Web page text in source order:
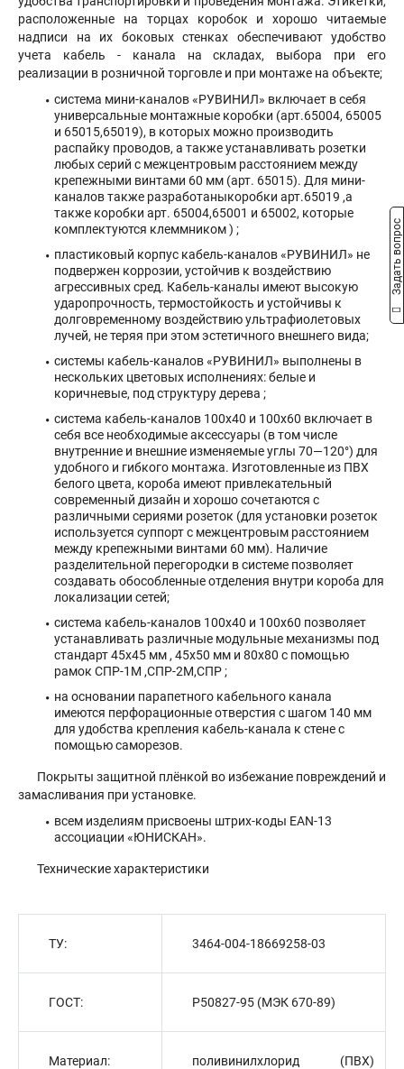
расположенные на торцах коробок и хорошо читаемые
надписи на их боковых стенках обеспечивают удобство
учета кабель - канала на складах, выбора при его
реализации в розничной торговле и при монтаже на объекте;
система мини-каналов «РУВИНИЛ» включает в себя
универсальные монтажные коробки (арт.65004, 65005
и 65015,65019), в которых можно производить
распайку проводов, а также устанавливать розетки
любых серий с межцентровым расстоянием между
крепежными винтами 60 мм (арт. 65015). Для мини-
каналов также разработаныкоробки арт.65019 ,а
также коробки арт. 65004,65001 и 65002, которые
комплектуются клеммником ) ;
пластиковый корпус кабель-каналов «РУВИНИЛ» не
подвержен коррозии, устойчив к воздействию
агрессивных сред. Кабель-каналы имеют высокую
ударопрочность, термостойкость и устойчивы к
долговременному воздействию ультрафиолетовых
лучей, не теряя при этом эстетичного внешнего вида;
системы кабель-каналов «РУВИНИЛ» выполнены в
нескольких цветовых исполнениях: белые и
коричневые, под структуру дерева ;
система кабель-каналов 100х40 и 100х60 включает в
себя все необходимые аксессуары (в том числе
внутренние и внешние изменяемые углы 70—120°) для
удобного и гибкого монтажа. Изготовленные из ПВХ
белого цвета, короба имеют привлекательный
современный дизайн и хорошо сочетаются с
различными сериями розеток (для установки розеток
используется суппорт с межцентровым расстоянием
между крепежными винтами 60 мм). Наличие
разделительной перегородки в системе позволяет
создавать обособленные отделения внутри короба для
локализации сетей;
система кабель-каналов 100х40 и 100х60 позволяет
устанавливать различные модульные механизмы под
стандарт 45х45 мм , 45х50 мм и 80х80 с помощью
рамок СПР-1М ,СПР-2М,СПР ;
на основании парапетного кабельного канала
имеются перфорационные отверстия с шагом 140 мм
для удобства крепления кабель-канала к стене с
помощью саморезов.
Покрыты защитной плёнкой во избежание повреждений и
замасливания при установке.
всем изделиям присвоены штрих-коды ЕАN-13
ассоциации «ЮНИСКАН».
Технические характеристики
ТУ: 3464-004-18669258-03
ГОСТ: Р50827-95 (МЭК 670-89)
Материал:
поливинилхлорид (ПВХ)
Задать вопрос